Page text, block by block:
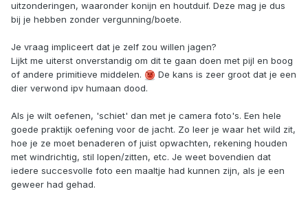
uitzonderingen, waaronder konijn en houtduif. Deze mag je dus
bij je hebben zonder vergunning/boete.
Je vraag impliceert dat je zelf zou willen jagen?
Lijkt me uiterst onverstandig om dit te gaan doen met pijl en boog
of andere primitieve middelen.
De kans is zeer groot dat je een
dier verwond ipv humaan dood.
Als je wilt oefenen, 'schiet' dan met je camera foto's. Een hele
goede praktijk oefening voor de jacht. Zo leer je waar het wild zit,
hoe je ze moet benaderen of juist opwachten, rekening houden
met windrichtig, stil lopen/zitten, etc. Je weet bovendien dat
iedere succesvolle foto een maaltje had kunnen zijn, als je een
geweer had gehad.